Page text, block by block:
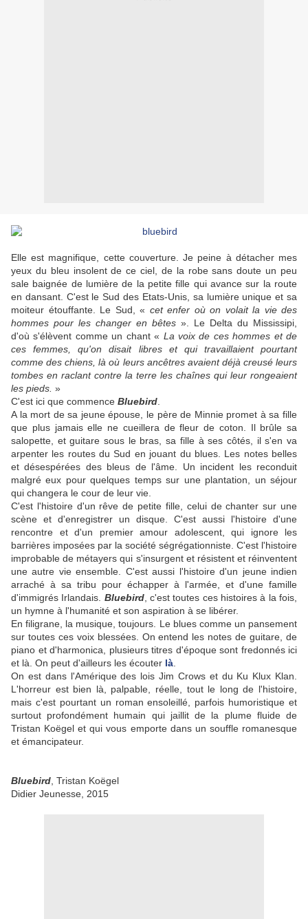
Elle est magnifique, cette couverture. Je peine à détacher mes
yeux du bleu insolent de ce ciel, de la robe sans doute un peu
sale baignée de lumière de la petite fille qui avance sur la route
en dansant. C'est le Sud des Etats-Unis, sa lumière unique et sa
moiteur étouffante. Le Sud, « cet enfer où on volait la vie des
hommes pour les changer en bêtes ». Le Delta du Mississipi,
d'où s'élèvent comme un chant « La voix de ces hommes et de
ces femmes, qu'on disait libres et qui travaillaient pourtant
comme des chiens, là où leurs ancêtres avaient déjà creusé leurs
tombes en raclant contre la terre les chaînes qui leur rongeaient
les pieds. »
C'est ici que commence Bluebird
A la mort de sa jeune épouse, le père de Minnie promet à sa fille
que plus jamais elle ne cueillera de fleur de coton. Il brûle sa
salopette, et guitare sous le bras, sa fille à ses côtés, il s'en va
arpenter les routes du Sud en jouant du blues. Les notes belles
et désespérées des bleus de l'âme. Un incident les reconduit
malgré eux pour quelques temps sur une plantation, un séjour
qui changera le cour de leur vie.
C'est l'histoire d'un rêve de petite fille, celui de chanter sur une
scène et d'enregistrer un disque. C'est aussi l'histoire d'une
rencontre et d'un premier amour adolescent, qui ignore les
barrières imposées par la société ségrégationniste. C'est l'histoire
improbable de métayers qui s'insurgent et résistent et réinventent
une autre vie ensemble. C'est aussi l'histoire d'un jeune indien
arraché à sa tribu pour échapper à l'armée, et d'une famille
d'immigrés Irlandais. Bluebird, c'est toutes ces histoires à la fois,
un hymne à l'humanité et son aspiration à se libérer.
En filigrane, la musique, toujours. Le blues comme un pansement
sur toutes ces voix blessées. On entend les notes de guitare, de
piano et d'harmonica, plusieurs titres d'époque sont fredonnés ici
et là. On peut d'ailleurs les écouter là
On est dans l'Amérique des lois Jim Crows et du Ku Klux Klan.
L'horreur est bien là, palpable, réelle, tout le long de l'histoire,
mais c'est pourtant un roman ensoleillé, parfois humoristique et
surtout profondément humain qui jaillit de la plume fluide de
Tristan Koëgel et qui vous emporte dans un souffle romanesque
et émancipateur.
Bluebird , Tristan Koëgel
Didier Jeunesse, 2015